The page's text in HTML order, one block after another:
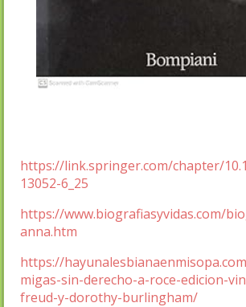
https://link.springer.com/chapter/
13052-6_25
https://www.biografiasyvidas.com/
anna.htm
https://
migas-sin-derecho-a-roce-edicion-
freud-y-dorothy-burlingham/